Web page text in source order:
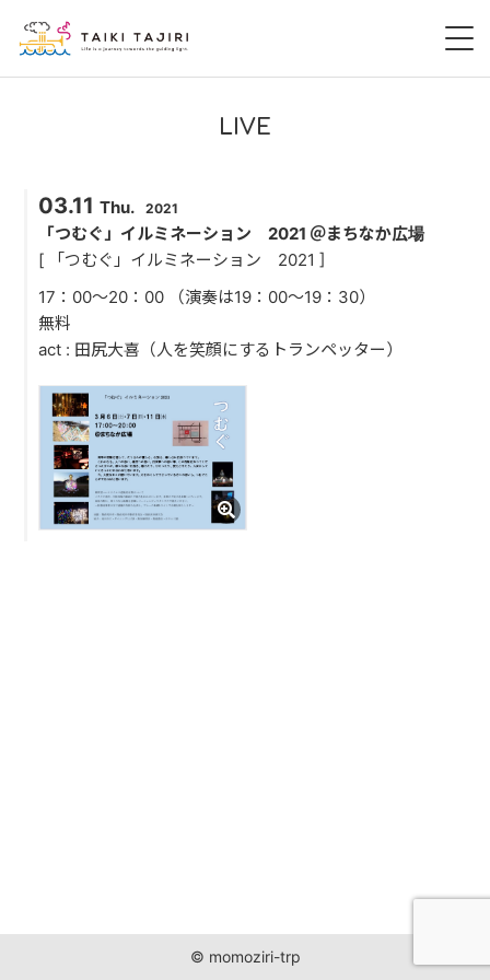
暁 AKATSUKI
DISCOGRAPHY
VIDEO
JUST ONE WORLD PROJECT
LIVE
03.11 Thu. 2021
「つむぐ」イルミネーション 2021 ＠まちなか広場
[ 「つむぐ」イルミネーション 2021 ]
17：00〜20：00 （演奏は19：00〜19：30）
無料
act : 田尻大喜（人を笑顔にするトランペッター）
© momoziri-trp